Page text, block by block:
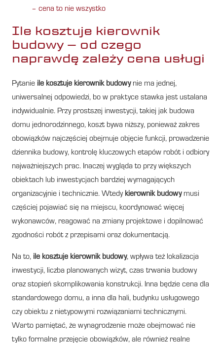
– cena to nie wszystko
Ile kosztuje kierownik
budowy – od czego
naprawdę zależy cena usługi
Pytanie ile kosztuje kierownik budowynie ma jednej,
uniwersalnej odpowiedzi, bo w praktyce stawka jest ustalana
indywidualnie. Przy prostszej inwestycji, takiej jak budowa
domu jednorodzinnego, koszt bywa niższy, ponieważ zakres
obowiązków najczęściej obejmuje objęcie funkcji, prowadzenie
dziennika budowy, kontrolę kluczowych etapów robót i odbiory
najważniejszych prac. Inaczej wygląda to przy większych
obiektach lub inwestycjach bardziej wymagających
organizacyjnie i technicznie. Wtedy kierownik budowymusi
częściej pojawiać się na miejscu, koordynować więcej
wykonawców, reagować na zmiany projektowe i dopilnować
zgodności robót z przepisami oraz dokumentacją.
Na to, ile kosztuje kierownik budowy, wpływa też lokalizacja
inwestycji, liczba planowanych wizyt, czas trwania budowy
oraz stopień skomplikowania konstrukcji. Inna będzie cena dla
standardowego domu, a inna dla hali, budynku usługowego
czy obiektu z nietypowymi rozwiązaniami technicznymi.
Warto pamiętać, że wynagrodzenie może obejmować nie
tylko formalne przejęcie obowiązków, ale również realne